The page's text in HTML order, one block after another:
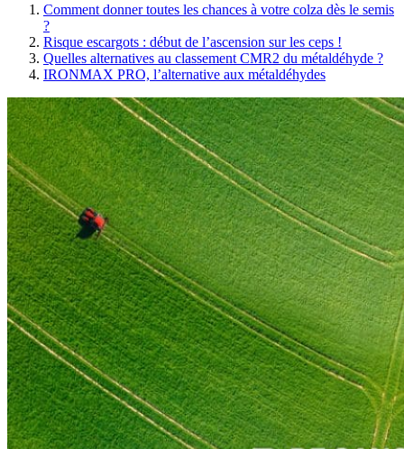
Comment donner toutes les chances à votre colza dès le semis
?
Risque escargots : début de l’ascension sur les ceps !
Quelles alternatives au classement CMR2 du métaldéhyde ?
IRONMAX PRO, l’alternative aux métaldéhydes